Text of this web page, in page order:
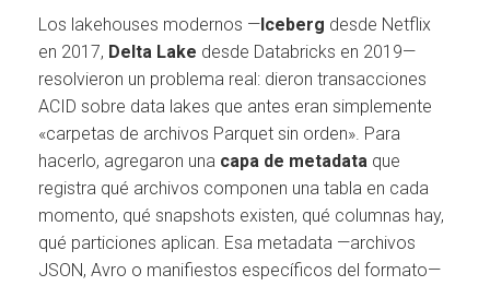
Los lakehouses modernos — Iceberg desde Netflix
en 2017, Delta Lake desde Databricks en 2019—
resolvieron un problema real: dieron transacciones
ACID sobre data lakes que antes eran simplemente
«carpetas de archivos Parquet sin orden». Para
hacerlo, agregaron una capa de metadata que
registra qué archivos componen una tabla en cada
momento, qué snapshots existen, qué columnas hay,
qué particiones aplican. Esa metadata —archivos
JSON, Avro o manifiestos específicos del formato—